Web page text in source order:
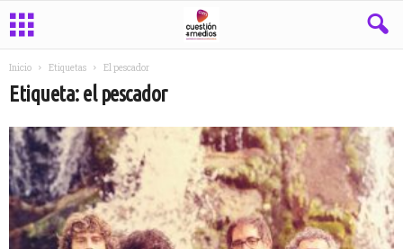
Inicio Etiquetas El pescador
Etiqueta: el pescador